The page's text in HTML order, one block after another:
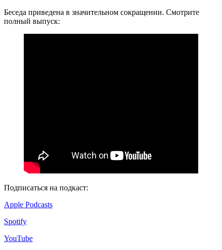
Беседа приведена в значительном сокращении. Смотрите
полный выпуск:
Подписаться на подкаст:
Apple Podcasts
Spotify
YouTube